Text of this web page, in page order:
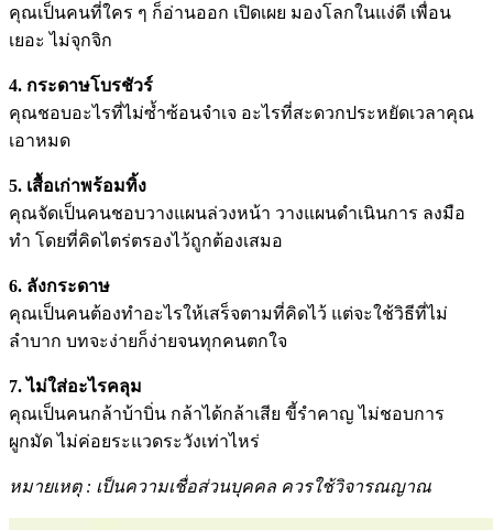
คุณเป็นคนที่ใคร ๆ ก็อ่านออก เปิดเผย มองโลกในแง่ดี เพื่อน
เยอะ ไม่จุกจิก
4. กระดาษโบรชัวร์
คุณชอบอะไรที่ไม่ซ้ำซ้อนจำเจ อะไรที่สะดวกประหยัดเวลาคุณ
เอาหมด
5. เสื้อเก่าพร้อมทิ้ง
คุณจัดเป็นคนชอบวางแผนล่วงหน้า วางแผนดำเนินการ ลงมือ
ทำ โดยที่คิดไตร่ตรองไว้ถูกต้องเสมอ
6. ลังกระดาษ
คุณเป็นคนต้องทำอะไรให้เสร็จตามที่คิดไว้ แต่จะใช้วิธีที่ไม่
ลำบาก บทจะง่ายก็ง่ายจนทุกคนตกใจ
7. ไม่ใส่อะไรคลุม
คุณเป็นคนกล้าบ้าบิ่น กล้าได้กล้าเสีย ขี้รำคาญ ไม่ชอบการ
ผูกมัด ไม่ค่อยระแวดระวังเท่าไหร่
หมายเหตุ : เป็นความเชื่อส่วนบุคคล ควรใช้วิจารณญาณ